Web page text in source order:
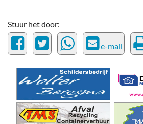
Stuur het door:
e-mail